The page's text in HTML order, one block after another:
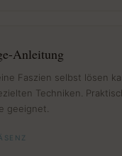
Anleitung
Faszien selbst lösen
Techniken.
geeignet.